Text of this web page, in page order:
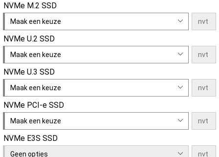
NVMe M.2 SSD
Maak een keuze
NVMe U.2 SSD
Maak een keuze
NVMe U.3 SSD
Maak een keuze
NVMe PCI-e SSD
Maak een keuze
NVMe E3S SSD
Geen opties